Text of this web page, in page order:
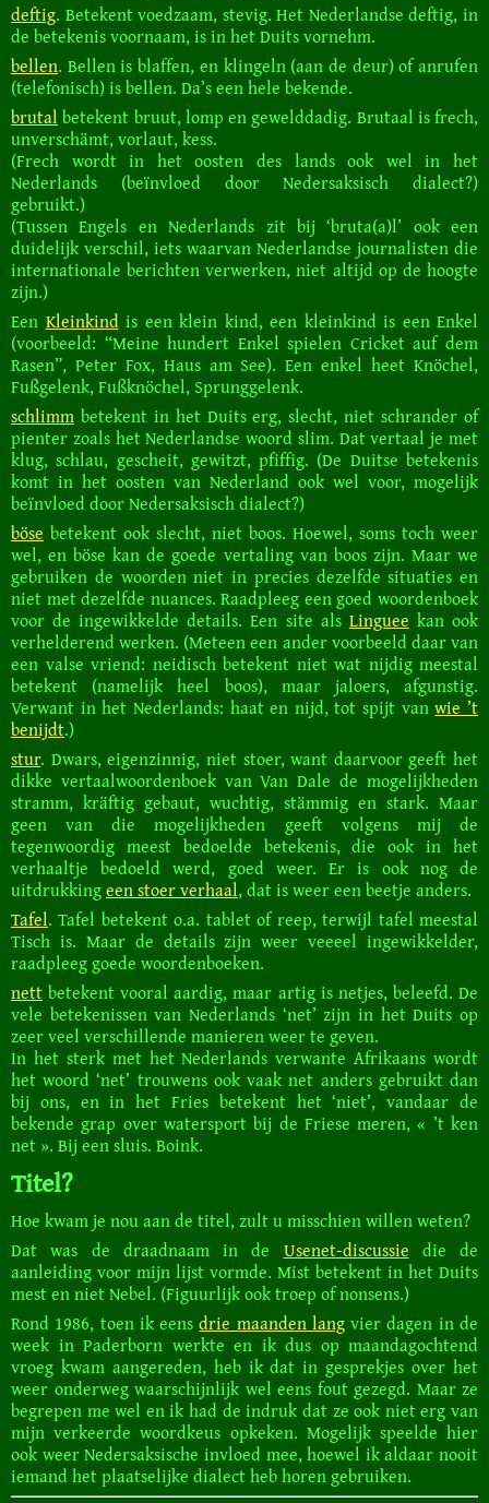
deftig. Betekent voedzaam, stevig. Het Nederlandse deftig, in
de betekenis voornaam, is in het Duits vornehm.
bellen. Bellen is blaffen, en klingeln (aan de deur) of anrufen
(telefonisch) is bellen. Da’s een hele bekende.
brutal betekent bruut, lomp en gewelddadig. Brutaal is frech,
unverschämt, vorlaut, kess.
(Frech wordt in het oosten des lands ook wel in het
Nederlands (beïnvloed door Nedersaksisch dialect?)
gebruikt.)
(Tussen Engels en Nederlands zit bij ‘bruta(a)l’ ook een
duidelijk verschil, iets waarvan Nederlandse journalisten die
internationale berichten verwerken, niet altijd op de hoogte
zijn.)
Een Kleinkindis een klein kind, een kleinkind is een Enkel
(voorbeeld: “Meine hundert Enkel spielen Cricket auf dem
Rasen”, Peter Fox, Haus am See). Een enkel heet Knöchel,
Fußgelenk, Fußknöchel, Sprunggelenk.
schlimm betekent in het Duits erg, slecht, niet schrander of
pienter zoals het Nederlandse woord slim. Dat vertaal je met
klug, schlau, gescheit, gewitzt, pfiffig. (De Duitse betekenis
komt in het oosten van Nederland ook wel voor, mogelijk
beïnvloed door Nedersaksisch dialect?)
böse betekent ook slecht, niet boos. Hoewel, soms toch weer
wel, en böse kan de goede vertaling van boos zijn. Maar we
gebruiken de woorden niet in precies dezelfde situaties en
niet met dezelfde nuances. Raadpleeg een goed woordenboek
voor de ingewikkelde details. Een site als Linguee kan ook
verhelderend werken. (Meteen een ander voorbeeld daar van
een valse vriend: neidisch betekent niet wat nijdig meestal
betekent (namelijk heel boos), maar jaloers, afgunstig.
Verwant in het Nederlands: haat en nijd, tot spijt vanwie ’t
benijdt.)
stur. Dwars, eigenzinnig, niet stoer, want daarvoor geeft het
dikke vertaalwoordenboek van Van Dale de mogelijkheden
stramm, kräftig gebaut, wuchtig, stämmig en stark. Maar
geen van die mogelijkheden geeft volgens mij de
tegenwoordig meest bedoelde betekenis, die ook in het
verhaaltje bedoeld werd, goed weer. Er is ook nog de
uitdrukkingeen stoer verhaal, dat is weer een beetje anders.
Tafel. Tafel betekent o.a. tablet of reep, terwijl tafel meestal
Tisch is. Maar de details zijn weer veeeel ingewikkelder,
raadpleeg goede woordenboeken.
nett betekent vooral aardig, maar artig is netjes, beleefd. De
vele betekenissen van Nederlands ‘net’ zijn in het Duits op
zeer veel verschillende manieren weer te geven.
In het sterk met het Nederlands verwante Afrikaans wordt
het woord ‘net’ trouwens ook vaak net anders gebruikt dan
bij ons, en in het Fries betekent het ‘niet’, vandaar de
bekende grap over watersport bij de Friese meren, « ’t ken
net ». Bij een sluis. Boink.
Titel?
Hoe kwam je nou aan de titel, zult u misschien willen weten?
Dat was de draadnaam in de Usenet-discussie die de
aanleiding voor mijn lijst vormde. Mist betekent in het Duits
mest en niet Nebel. (Figuurlijk ook troep of nonsens.)
Rond 1986, toen ik eensdrie maanden langvier dagen in de
week in Paderborn werkte en ik dus op maandagochtend
vroeg kwam aangereden, heb ik dat in gesprekjes over het
weer onderweg waarschijnlijk wel eens fout gezegd. Maar ze
begrepen me wel en ik had de indruk dat ze ook niet erg van
mijn verkeerde woordkeus opkeken. Mogelijk speelde hier
ook weer Nedersaksische invloed mee, hoewel ik aldaar nooit
iemand het plaatselijke dialect heb horen gebruiken.